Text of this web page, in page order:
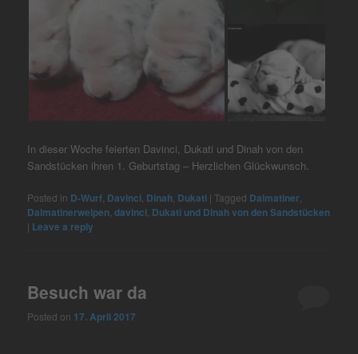
In dieser Woche feierten Davinci, Dukati und Dinah von den
Sandstücken ihren 1. Geburtstag – Herzlichen Glückwunsch.
Posted in D-Wurf Davinci Dinah Dukati |Tagged Dalmatiner
Dalmatinerwelpen ,davinci Dukati und Dinah von den Sandstücken
| Leave a reply
Besuch war da
Posted on 17. April 2017